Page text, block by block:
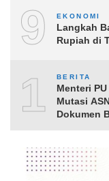
9 EKONOMI
Langkah
Rupiah di
10BERITA
Menteri
Mutasi
Dokumen